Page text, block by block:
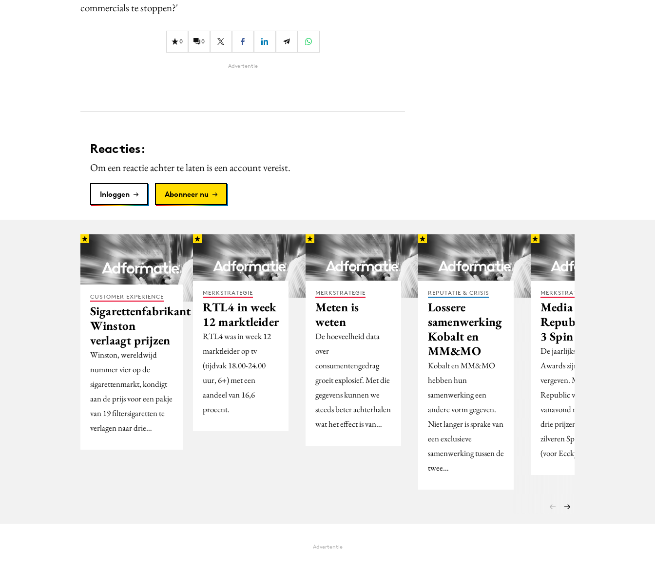
commercials te stoppen?'
0 0
Advertentie
Reacties:
Om een reactie achter te laten is een account vereist.
Inloggen Abonneer nu
CUSTOMER EXPERIENCE
Sigarettenfabrikant
Winston
verlaagt prijzen
Winston, wereldwijd
nummer vier op de
sigarettenmarkt, kondigt
aan de prijs voor een pakje
van 19 filtersigaretten te
verlagen naar drie…
MERKSTRATEGIE
RTL4 in week
12 marktleider
RTL4 was in week 12
marktleider op tv
(tijdvak 18.00-24.00
uur, 6+) met een
aandeel van 16,6
procent.
MERKSTRATEGIE
Meten is
weten
De hoeveelheid data
over
consumentengedrag
groeit explosief. Met die
gegevens kunnen we
steeds beter achterhalen
wat het effect is van…
REPUTATIE & CRISIS
Lossere
samenwerking
Kobalt en
MM&MO
Kobalt en MM&MO
hebben hun
samenwerking een
andere vorm gegeven.
Niet langer is sprake van
een exclusieve
samenwerking tussen de
twee…
MERKSTRATEGIE
Media
Republic wint
3 Spin Awards
De jaarlijkse Spin
Awards zijn weer
vergeven. Media
Republic won
vanavond maar liefst
drie prijzen, twee
zilveren Spin Awards
(voor Eccky…
Advertentie